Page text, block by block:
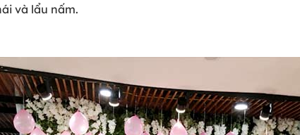
và lẩu nấm.